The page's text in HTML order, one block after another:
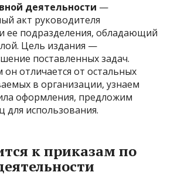
деятельности —
акт руководителя
ее подразделения, обладающий
Цель издания —
поставленных задач.
отличается от остальных
в организации, узнаем
оформления, предложим
для использования.
к приказам по